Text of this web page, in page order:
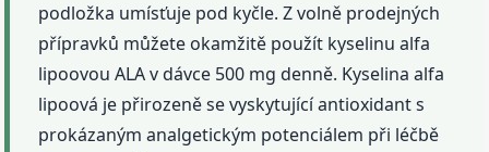
podložka umísťuje pod kyčle. Z volně prodejných
přípravků můžete okamžitě použít kyselinu alfa
lipoovou ALA v dávce 500 mg denně. Kyselina alfa
lipoová je přirozeně se vyskytující antioxidant s
prokázaným analgetickým potenciálem při léčbě